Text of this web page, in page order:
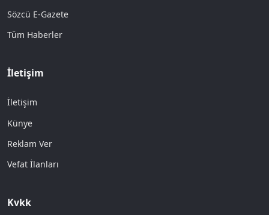
Sözcü E-Gazete
Tüm Haberler
İletişim
İletişim
Künye
Reklam Ver
Vefat İlanları
Kvkk